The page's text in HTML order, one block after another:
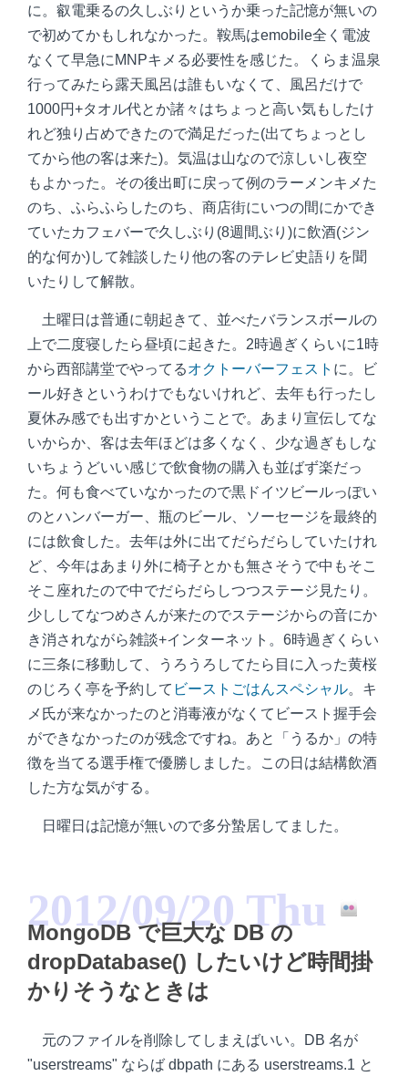
に。叡電乗るの久しぶりというか乗った記憶が無いの
で初めてかもしれなかった。鞍馬はemobile全く電波
なくて早急にMNPキメる必要性を感じた。くらま温泉
行ってみたら露天風呂は誰もいなくて、風呂だけで
1000円+タオル代とか諸々はちょっと高い気もしたけ
れど独り占めできたので満足だった(出てちょっとし
てから他の客は来た)。気温は山なので涼しいし夜空
もよかった。その後出町に戻って例のラーメンキメた
のち、ふらふらしたのち、商店街にいつの間にかでき
ていたカフェバーで久しぶり(8週間ぶり)に飲酒(ジン
的な何か)して雑談したり他の客のテレビ史語りを聞
いたりして解散。
土曜日は普通に朝起きて、並べたバランスボールの
上で二度寝したら昼頃に起きた。2時過ぎくらいに1時
から西部講堂でやってるオクトーバーフェスト に。ビ
ール好きというわけでもないけれど、去年も行ったし
夏休み感でも出すかということで。あまり宣伝してな
いからか、客は去年ほどは多くなく、少な過ぎもしな
いちょうどいい感じで飲食物の購入も並ばず楽だっ
た。何も食べていなかったので黒ドイツビールっぽい
のとハンバーガー、瓶のビール、ソーセージを最終的
には飲食した。去年は外に出てだらだらしていたけれ
ど、今年はあまり外に椅子とかも無さそうで中もそこ
そこ座れたので中でだらだらしつつステージ見たり。
少ししてなつめさんが来たのでステージからの音にか
き消されながら雑談+インターネット。6時過ぎくらい
に三条に移動して、うろうろしてたら目に入った黄桜
のじろく亭を予約して ビーストごはんスペシャル。キ
メ氏が来なかったのと消毒液がなくてビースト握手会
ができなかったのが残念ですね。あと「うるか」の特
徴を当てる選手権で優勝しました。この日は結構飲酒
した方な気がする。
日曜日は記憶が無いので多分蟄居してました。
2012/09/20 Thu
MongoDB で巨大な DB の
dropDatabase() したいけど時間掛
かりそうなときは
元のファイルを削除してしまえばいい。DB 名が
"userstreams" ならば dbpath にある userstreams.1 と